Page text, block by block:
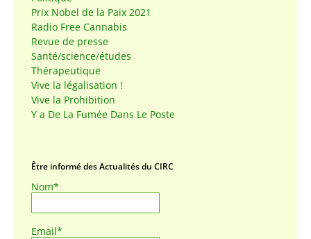
Prix Nobel de la Paix 2021
Radio Free Cannabis
Revue de presse
Santé/science/études
Thérapeutique
Vive la légalisation !
Vive la Prohibition
Y a De La Fumée Dans Le Poste
Être informé des Actualités du CIRC
Nom*
Email*